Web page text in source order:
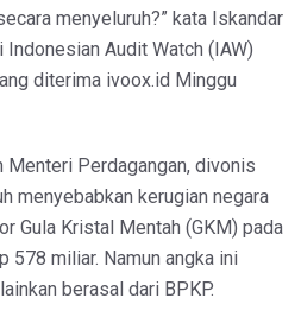
menyeluruh?” kata Iskandar
Audit Watch (IAW)
diterima ivoox.id Minggu
Menteri Perdagangan, divonis
menyebabkan kerugian negara
Gula Kristal Mentah (GKM) pada
578 miliar. Namun angka ini
berasal dari BPKP.